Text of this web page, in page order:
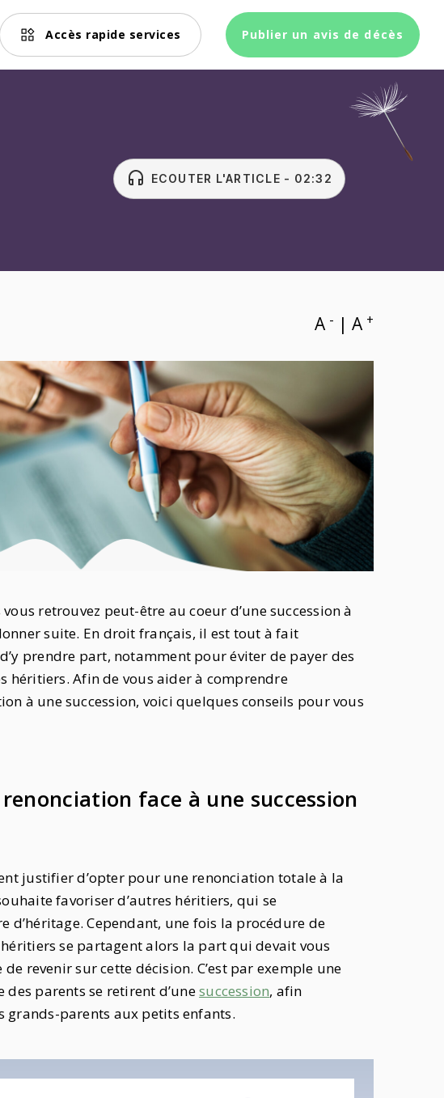
Accès rapide services Publier un avis de décès
headset ECOUTER L'ARTICLE - 02:32
A - | A +
retrouvez peut-être au coeur d’une succession à
suite. En droit français, il est tout à fait
prendre part, notamment pour éviter de payer des
héritiers. Afin de vous aider à comprendre
à une succession, voici quelques conseils pour vous
face à une succession
justifier d’opter pour une renonciation totale à la
favoriser d’autres héritiers, qui se
d’héritage. Cependant, une fois la procédure de
se partagent alors la part qui devait vous
revenir sur cette décision. C’est par exemple une
parents se retirent d’unesuccession, afin
parents aux petits enfants.